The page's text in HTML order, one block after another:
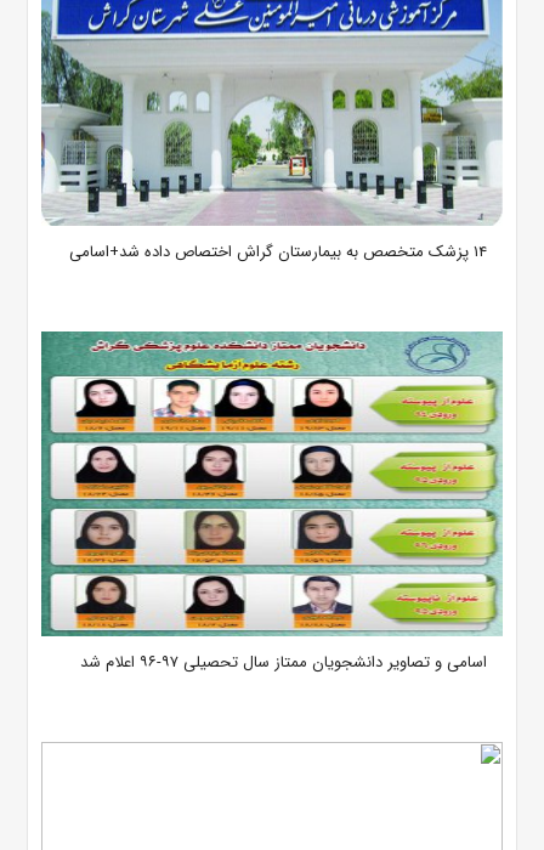
۱۴ پزشک متخصص به بیمارستان گراش اختصاص داده شد+اسامی
اسامی و تصاویر دانشجویان ممتاز سال تحصیلی ۹۷-۹۶ اعلام شد